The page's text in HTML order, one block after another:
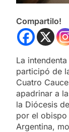
Compartilo!
La
participó de
Cuatro
apadrinar a
la Diócesis
por el
Argentina,